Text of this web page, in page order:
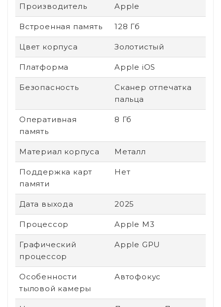
Производитель Apple
Встроенная память 128 Гб
Цвет корпуса Золотистый
Платформа Apple iOS
Безопасность
Сканер отпечатка
пальца
Оперативная
память
8 Гб
Материал корпуса Металл
Поддержка карт
памяти
Нет
Дата выхода 2025
Процессор Apple M3
Графический
процессор
Apple GPU
Особенности
тыловой камеры
Автофокус